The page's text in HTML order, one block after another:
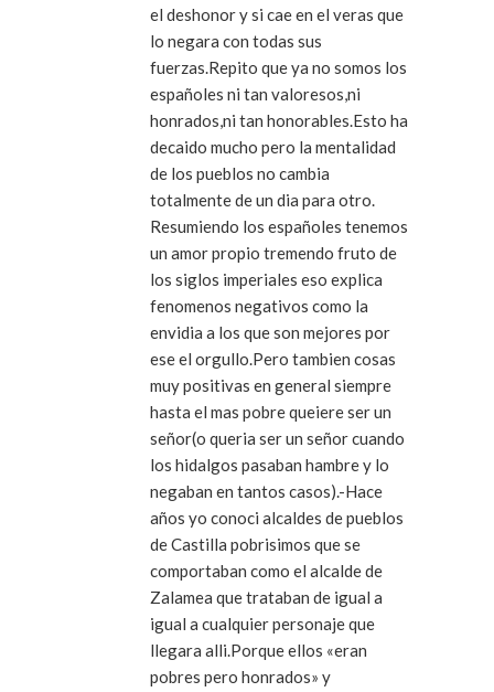
el deshonor y si cae en el veras que
lo negara con todas sus
fuerzas.Repito que ya no somos los
españoles ni tan valoresos,ni
honrados,ni tan honorables.Esto ha
decaido mucho pero la mentalidad
de los pueblos no cambia
totalmente de un dia para otro.
Resumiendo los españoles tenemos
un amor propio tremendo fruto de
los siglos imperiales eso explica
fenomenos negativos como la
envidia a los que son mejores por
ese el orgullo.Pero tambien cosas
muy positivas en general siempre
hasta el mas pobre queiere ser un
señor(o queria ser un señor cuando
los hidalgos pasaban hambre y lo
negaban en tantos casos).-Hace
años yo conoci alcaldes de pueblos
de Castilla pobrisimos que se
comportaban como el alcalde de
Zalamea que trataban de igual a
igual a cualquier personaje que
llegara alli.Porque ellos «eran
pobres pero honrados» y